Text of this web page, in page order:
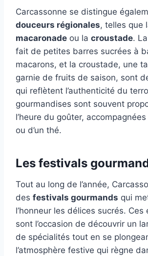
Carcassonne se distingue
douceurs régionales, telles que
macaronade ou la croustade.
fait de petites barres sucrées à
macarons, et la croustade, une
garnie de fruits de saison, sont
qui reflètent l’authenticité du
gourmandises sont souvent
l’heure du goûter, accompagnées
ou d’un thé.
Les festivals
Tout au long de l’année,
des festivals gourmands qui
l’honneur les délices sucrés. Ces
sont l’occasion de découvrir un
de spécialités tout en se
l’atmosphère festive qui règne